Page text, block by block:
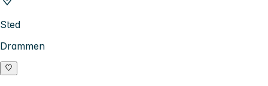
Sted
Drammen